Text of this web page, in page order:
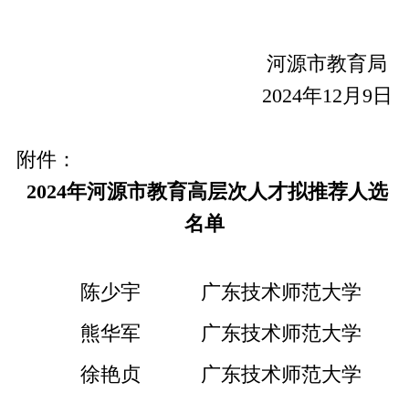
河源市教育局
2024年12月9日
附件：
2024年河源市教育高层次人才拟推荐人选
名单
陈少宇
广东技术师范大学
熊华军
广东技术师范大学
徐艳贞
广东技术师范大学